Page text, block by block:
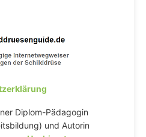
Diplom-Pädagogin
und Autorin